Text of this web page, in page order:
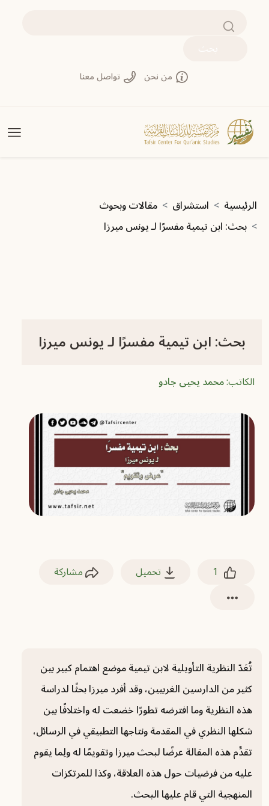
بحث
من نحن تواصل معنا
مسار التنقل
الرئيسية استشراق
مقالات وبحوث
بحث: ابن تيمية مفسرًا لـ يونس ميرزا
بحث: ابن تيمية مفسرًا لـ يونس ميرزا
الكاتب:محمد يحيى جادو
1 تحميل مشاركة
تُعَدّ النظرية التأويلية لابن تيمية موضع اهتمام كبير بين
كثير من الدارسين الغربيين، وقد أفرد ميرزا بحثًا لدراسة
هذه النظرية وما افترضه تطورًا خضعت له واختلافًا بين
شكلها النظري في المقدمة ونتاجها التطبيقي في الرسائل،
تقدِّم هذه المقالة عرضًا لبحث ميرزا وتقويمًا له ولِما يقوم
عليه من فرضيات حول هذه العلاقة، وكذا للمرتكزات
المنهجية التي قام عليها البحث.